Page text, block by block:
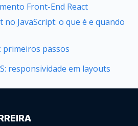
Front-End React
no JavaScript: o que é e quando
primeiros passos
responsividade em layouts